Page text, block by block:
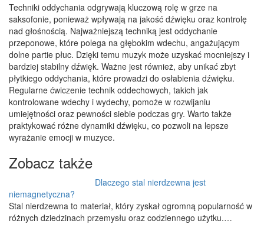
Techniki oddychania odgrywają kluczową rolę w grze na
saksofonie, ponieważ wpływają na jakość dźwięku oraz kontrolę
nad głośnością. Najważniejszą techniką jest oddychanie
przeponowe, które polega na głębokim wdechu, angażującym
dolne partie płuc. Dzięki temu muzyk może uzyskać mocniejszy i
bardziej stabilny dźwięk. Ważne jest również, aby unikać zbyt
płytkiego oddychania, które prowadzi do osłabienia dźwięku.
Regularne ćwiczenie technik oddechowych, takich jak
kontrolowane wdechy i wydechy, pomoże w rozwijaniu
umiejętności oraz pewności siebie podczas gry. Warto także
praktykować różne dynamiki dźwięku, co pozwoli na lepsze
wyrażanie emocji w muzyce.
Zobacz także
Dlaczego stal nierdzewna jest
niemagnetyczna?
Stal nierdzewna to materiał, który zyskał ogromną popularność w
różnych dziedzinach przemysłu oraz codziennego użytku.…